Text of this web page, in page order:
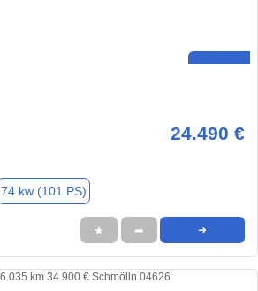
24.490 €
74 kw (101 PS)
★ ➦ ➜